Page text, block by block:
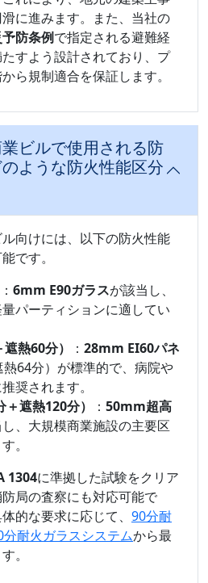
に進みます。また、当社の
防条例で指定される避難経
すよう設計されており、プ
ら規制適合を保証します。
ビルで使用される防
ような防火性能区分
向けには、以下の防火性能
です。
： 6mm E90ガラスが該当し、
パーティションに適してい
熱60分）
： 28mm EI60パネ
64分）が標準的で、病院や
奨されます。
遮熱120分）
： 50mm超高
、大規模商業施設の主要区
。
1304に準拠した試験をクリア
局の査察にも対応可能で
的な要求に応じて、 90分耐
分耐火ガラスシステムから最
。